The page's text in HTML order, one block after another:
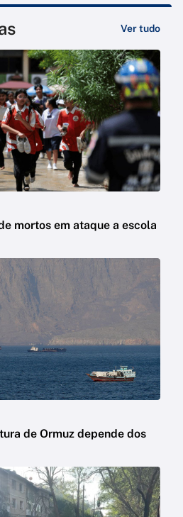
Ver tudo
mortos em ataque a escola
de Ormuz depende dos